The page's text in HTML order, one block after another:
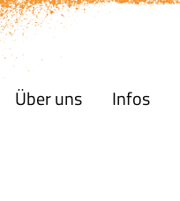
Über uns Infos